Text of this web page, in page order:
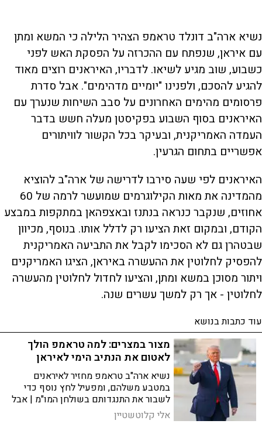
נשיא ארה"ב דונלד טראמפ הצהיר הלילה כי המשא ומתן
עם איראן, שנפתח עם ההכרזה על הפסקת האש לפני
כשבוע, שוב מגיע לשיאו. לדבריו, האיראנים רוצים מאוד
להגיע להסכם, ולפנינו "יומיים מדהימים". אבל סדרת
פרסומים מהימים האחרונים על סבב השיחות שנערך עם
האיראנים בסוף השבוע בפקיסטן מעלה חשש בדבר
העמדה האמריקנית, ובעיקר בכל הקשור לוויתורים
אפשריים בתחום הגרעין.
האיראנים לפי שעה סירבו לדרישה של ארה"ב להוציא
מהמדינה את מאות הקילוגרמים שמועשר לרמה של 60
אחוזים, שנקבר כנראה בנתנז ובאצפהאן במתקפות במבצע
הקודם, ובמקום זאת הציעו רק לדלל אותו. בנוסף, מכיוון
שבטהרן גם לא הסכימו לקבל את התביעה האמריקנית
להפסיק לחלוטין את ההעשרה באיראן, הציגו האמריקנים
ויתור מסוכן במשא ומתן, והציעו לחדול לחלוטין מהעשרה
לחלוטין - אך רק למשך עשרים שנה.
עוד כתבות בנושא
מצור במצרים: למה טראמפ הולך
לאטום את הנתיב הימי לאיראן
נשיא ארה"ב טראמפ מחזיר לאיראנים
במטבע משלהם, ומפעיל לחץ נוסף כדי
לשבור את התנגדותם בשולחן המו"מ | אבל
לצד היתרונות, יש לא מעט סכנות – ובעיקר
הסלמה מסוכנת שעלולה לחדש את אש
אלי קלוטשטיין